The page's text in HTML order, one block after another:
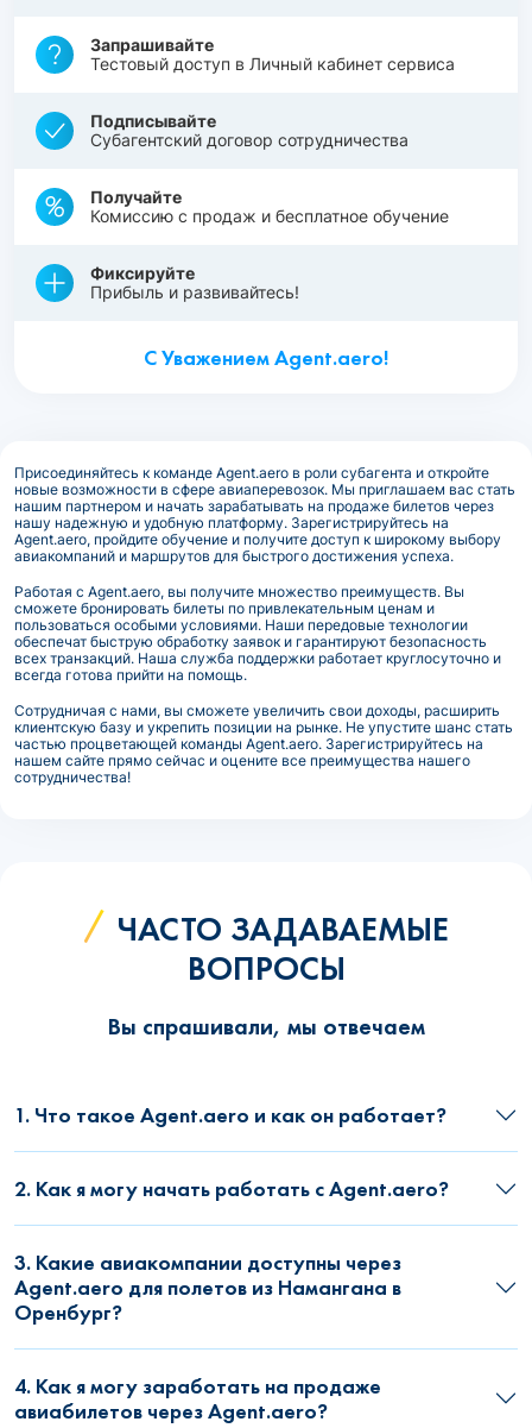
Запрашивайте
Тестовый доступ в Личный кабинет сервиса
Подписывайте
Субагентский договор сотрудничества
Получайте
Комиссию с продаж и бесплатное обучение
Фиксируйте
Прибыль и развивайтесь!
С Уважением Agent.aero!
Присоединяйтесь к команде Agent.aero в роли субагента и откройте
новые возможности в сфере авиаперевозок. Мы приглашаем вас стать
нашим партнером и начать зарабатывать на продаже билетов через
нашу надежную и удобную платформу. Зарегистрируйтесь на
Agent.aero, пройдите обучение и получите доступ к широкому выбору
авиакомпаний и маршрутов для быстрого достижения успеха.
Работая с Agent.aero, вы получите множество преимуществ. Вы
сможете бронировать билеты по привлекательным ценам и
пользоваться особыми условиями. Наши передовые технологии
обеспечат быструю обработку заявок и гарантируют безопасность
всех транзакций. Наша служба поддержки работает круглосуточно и
всегда готова прийти на помощь.
Сотрудничая с нами, вы сможете увеличить свои доходы, расширить
клиентскую базу и укрепить позиции на рынке. Не упустите шанс стать
частью процветающей команды Agent.aero. Зарегистрируйтесь на
нашем сайте прямо сейчас и оцените все преимущества нашего
сотрудничества!
ЧАСТО ЗАДАВАЕМЫЕ
ВОПРОСЫ
Вы спрашивали, мы отвечаем
1. Что такое Agent.aero и как он работает?
2. Как я могу начать работать с Agent.aero?
3. Какие авиакомпании доступны через
Agent.aero для полетов из Намангана в
Оренбург?
4. Как я могу заработать на продаже
авиабилетов через Agent.aero?